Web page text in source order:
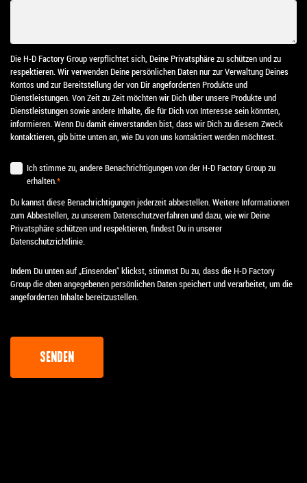
Die H-D Factory Group verpflichtet sich, Deine Privatsphäre zu schützen und zu
respektieren. Wir verwenden Deine persönlichen Daten nur zur Verwaltung Deines
Kontos und zur Bereitstellung der von Dir angeforderten Produkte und
Dienstleistungen. Von Zeit zu Zeit möchten wir Dich über unsere Produkte und
Dienstleistungen sowie andere Inhalte, die für Dich von Interesse sein könnten,
informieren. Wenn Du damit einverstanden bist, dass wir Dich zu diesem Zweck
kontaktieren, gib bitte unten an, wie Du von uns kontaktiert werden möchtest.
Ich stimme zu, andere Benachrichtigungen von der H-D Factory Group zu
erhalten.*
Du kannst diese Benachrichtigungen jederzeit abbestellen. Weitere Informationen
zum Abbestellen, zu unserem Datenschutzverfahren und dazu, wie wir Deine
Privatsphäre schützen und respektieren, findest Du in unserer
Datenschutzrichtlinie.
Indem Du unten auf „Einsenden“ klickst, stimmst Du zu, dass die H-D Factory
Group die oben angegebenen persönlichen Daten speichert und verarbeitet, um die
angeforderten Inhalte bereitzustellen.